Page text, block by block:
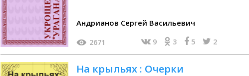
Андрианов Сергей Васильевич
2671 9 3 5 2
На крыльях : Очерки